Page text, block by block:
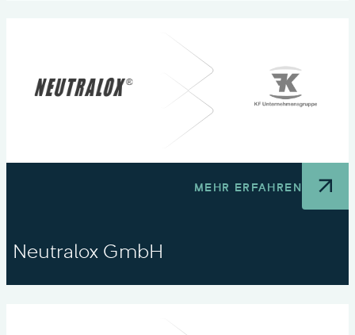
MEHR ERFAHREN
Neutralox GmbH